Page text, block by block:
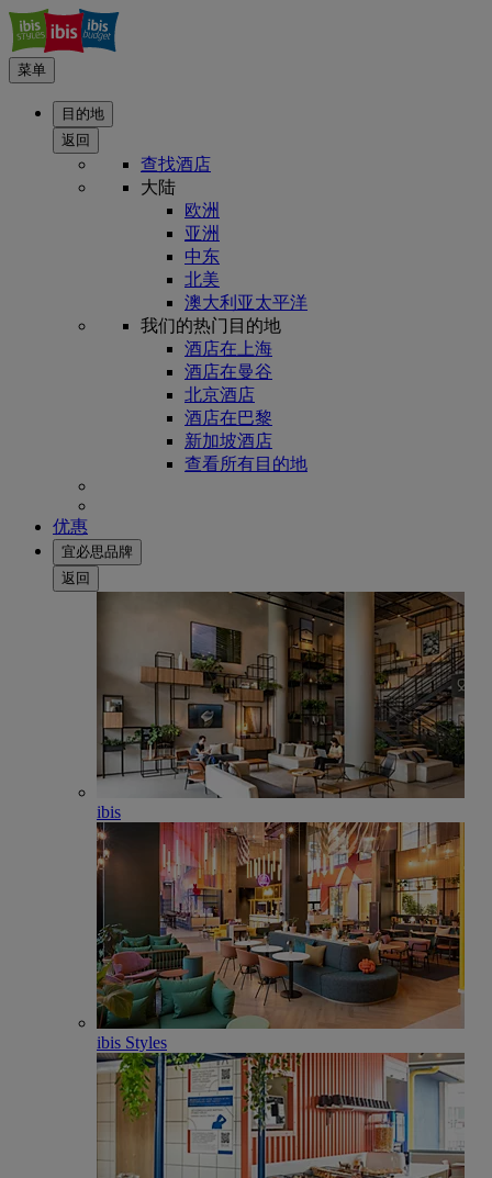
菜单
目的地
返回
查找酒店
大陆
欧洲
亚洲
中东
北美
澳大利亚太平洋
我们的热门目的地
酒店在上海
酒店在曼谷
北京酒店
酒店在巴黎
新加坡酒店
查看所有目的地
优惠
宜必思品牌
返回
ibis
ibis Styles